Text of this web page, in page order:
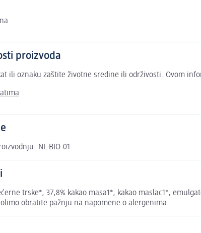
proizvoda
ili oznaku zaštite životne sredine ili održivosti. Ovom
NL-BIO-01
trske*, 37,8% kakao masa1*, kakao maslac1*,
obratite pažnju na napomene o alergenima.